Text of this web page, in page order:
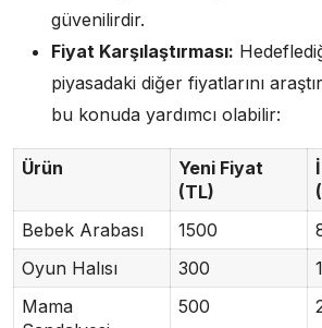
güvenilirdir.
Fiyat Karşılaştırması:
piyasadaki diğer fiyatlarını
bu konuda yardımcı olabilir:
Ürün
Yeni Fiyat
(TL)
Bebek Arabası
1500
Oyun Halısı
300
Mama
500